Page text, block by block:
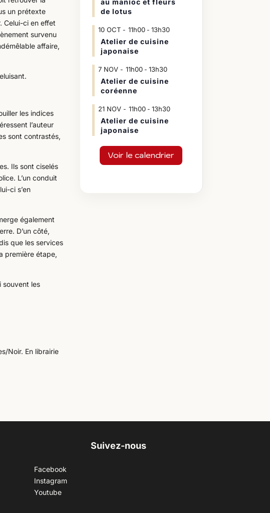
un prétexte
Celui-ci en effet
survenu
affaire,
les indices
l’auteur
sont contrastés,
Ils sont ciselés
L’un conduit
ci s’en
également
D’un côté,
que les services
première étape,
souvent les
Noir. En librairie
au manioc et fleurs
de lotus
10 OCT 11h00- 13h30
Atelier de cuisine
japonaise
7 NOV 11h00- 13h30
Atelier de cuisine
coréenne
21 NOV 11h00- 13h30
Atelier de cuisine
japonaise
Voir le calendrier
Suivez-nous
Facebook
Instagram
Youtube